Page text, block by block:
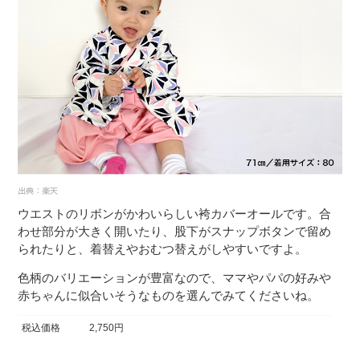
ウエストのリボンがかわいらしい袴カバーオールです。合
わせ部分が大きく開いたり、股下がスナップボタンで留め
られたりと、着替えやおむつ替えがしやすいですよ。
色柄のバリエーションが豊富なので、ママやパパの好みや
赤ちゃんに似合いそうなものを選んでみてくださいね。
税込価格 2,750円